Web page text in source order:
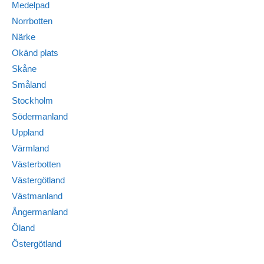
Medelpad
Norrbotten
Närke
Okänd plats
Skåne
Småland
Stockholm
Södermanland
Uppland
Värmland
Västerbotten
Västergötland
Västmanland
Ångermanland
Öland
Östergötland